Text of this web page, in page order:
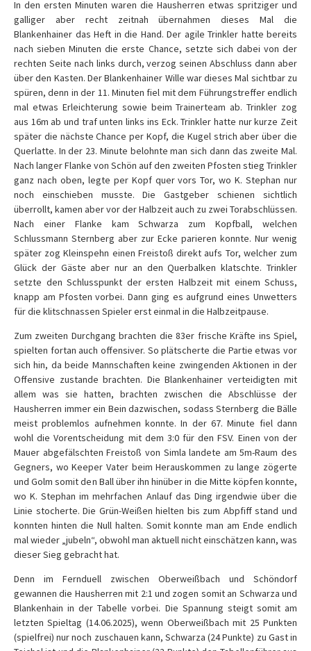
In den ersten Minuten waren die Hausherren etwas spritziger und
galliger aber recht zeitnah übernahmen dieses Mal die
Blankenhainer das Heft in die Hand. Der agile Trinkler hatte bereits
nach sieben Minuten die erste Chance, setzte sich dabei von der
rechten Seite nach links durch, verzog seinen Abschluss dann aber
über den Kasten. Der Blankenhainer Wille war dieses Mal sichtbar zu
spüren, denn in der 11. Minuten fiel mit dem Führungstreffer endlich
mal etwas Erleichterung sowie beim Trainerteam ab. Trinkler zog
aus 16m ab und traf unten links ins Eck. Trinkler hatte nur kurze Zeit
später die nächste Chance per Kopf, die Kugel strich aber über die
Querlatte. In der 23. Minute belohnte man sich dann das zweite Mal.
Nach langer Flanke von Schön auf den zweiten Pfosten stieg Trinkler
ganz nach oben, legte per Kopf quer vors Tor, wo K. Stephan nur
noch einschieben musste. Die Gastgeber schienen sichtlich
überrollt, kamen aber vor der Halbzeit auch zu zwei Torabschlüssen.
Nach einer Flanke kam Schwarza zum Kopfball, welchen
Schlussmann Sternberg aber zur Ecke parieren konnte. Nur wenig
später zog Kleinspehn einen Freistoß direkt aufs Tor, welcher zum
Glück der Gäste aber nur an den Querbalken klatschte. Trinkler
setzte den Schlusspunkt der ersten Halbzeit mit einem Schuss,
knapp am Pfosten vorbei. Dann ging es aufgrund eines Unwetters
für die klitschnassen Spieler erst einmal in die Halbzeitpause.
Zum zweiten Durchgang brachten die 83er frische Kräfte ins Spiel,
spielten fortan auch offensiver. So plätscherte die Partie etwas vor
sich hin, da beide Mannschaften keine zwingenden Aktionen in der
Offensive zustande brachten. Die Blankenhainer verteidigten mit
allem was sie hatten, brachten zwischen die Abschlüsse der
Hausherren immer ein Bein dazwischen, sodass Sternberg die Bälle
meist problemlos aufnehmen konnte. In der 67. Minute fiel dann
wohl die Vorentscheidung mit dem 3:0 für den FSV. Einen von der
Mauer abgefälschten Freistoß von Simla landete am 5m-Raum des
Gegners, wo Keeper Vater beim Herauskommen zu lange zögerte
und Golm somit den Ball über ihn hinüber in die Mitte köpfen konnte,
wo K. Stephan im mehrfachen Anlauf das Ding irgendwie über die
Linie stocherte. Die Grün-Weißen hielten bis zum Abpfiff stand und
konnten hinten die Null halten. Somit konnte man am Ende endlich
mal wieder „jubeln“, obwohl man aktuell nicht einschätzen kann, was
dieser Sieg gebracht hat.
Denn im Fernduell zwischen Oberweißbach und Schöndorf
gewannen die Hausherren mit 2:1 und zogen somit an Schwarza und
Blankenhain in der Tabelle vorbei. Die Spannung steigt somit am
letzten Spieltag (14.06.2025), wenn Oberweißbach mit 25 Punkten
(spielfrei) nur noch zuschauen kann, Schwarza (24 Punkte) zu Gast in